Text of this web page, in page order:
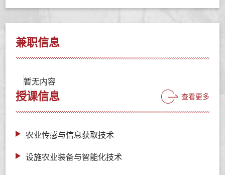
兼职信息
暂无内容
授课信息 查看更多
农业传感与信息获取技术
设施农业装备与智能化技术